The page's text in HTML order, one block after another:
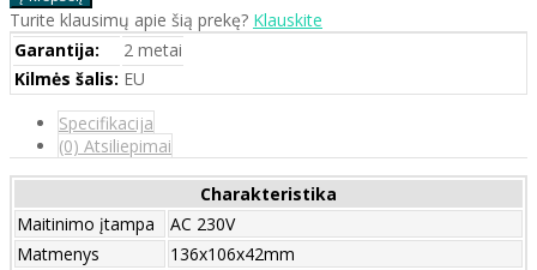
Turite klausimų apie šią prekę? Klauskite
Garantija:
2 metai
Kilmės šalis: EU
Specifikacija
(0) Atsiliepimai
Charakteristika
Maitinimo įtampa
AC 230V
Matmenys
136x106x42mm